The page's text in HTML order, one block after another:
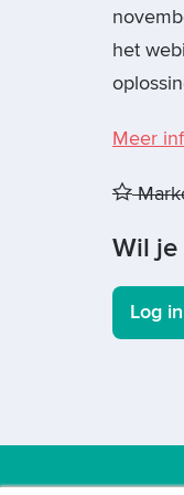
het
Meer
Wil
Log